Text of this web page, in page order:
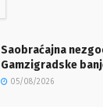
Saobraćajna
Gamzigradske
05/08/2026